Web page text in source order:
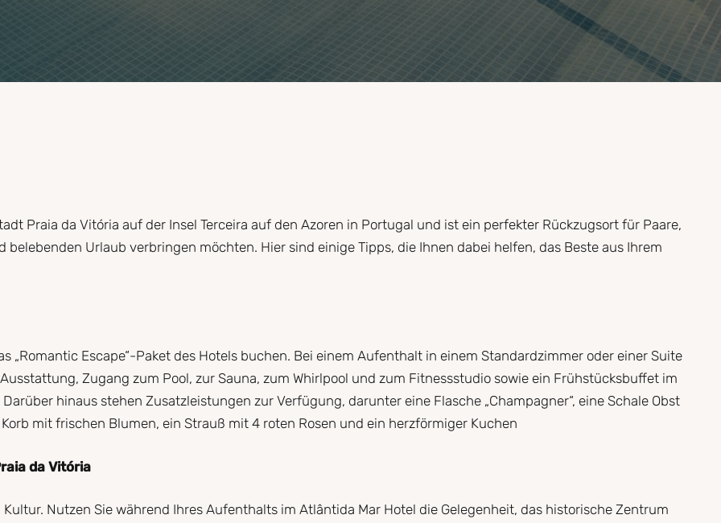
Praia da Vitória auf der Insel Terceira auf den Azoren in Portugal und ist ein perfekter Rückzugsort für Paare,
Urlaub verbringen möchten. Hier sind einige Tipps, die Ihnen dabei helfen, das Beste aus Ihrem
„Romantic Escape“-Paket des Hotels buchen. Bei einem Aufenthalt in einem Standardzimmer oder einer Suite
Zugang zum Pool, zur Sauna, zum Whirlpool und zum Fitnessstudio sowie ein Frühstücksbuffet im
hinaus stehen Zusatzleistungen zur Verfügung, darunter eine Flasche „Champagner“, eine Schale Obst
mit frischen Blumen, ein Strauß mit 4 roten Rosen und ein herzförmiger Kuchen
da Vitória
Nutzen Sie während Ihres Aufenthalts im Atlântida Mar Hotel die Gelegenheit, das historische Zentrum